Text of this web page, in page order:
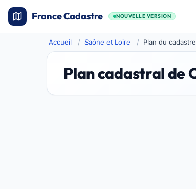
France Cadastre NOUVELLE VERSION
Accueil Saône et Loire Plan du
Plan cadastral de